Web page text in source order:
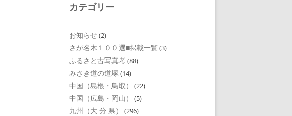
カテゴリー
お知らせ(2)
さが名木１００選■掲載一覧 (3)
ふるさと古写真考(88)
みさき道の道塚 (14)
中国（島根・鳥取） (22)
中国（広島・岡山） (5)
九州（大 分 県） (296)